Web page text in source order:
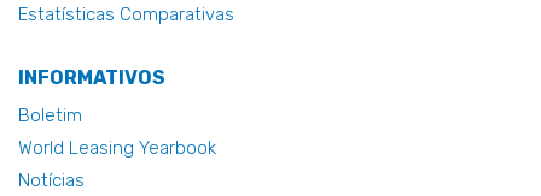
Estatísticas Comparativas
INFORMATIVOS
Boletim
World Leasing Yearbook
Notícias